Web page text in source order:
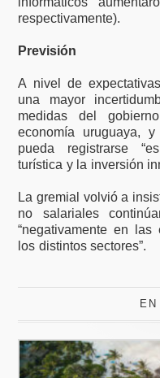
respectivamente).
Previsión
A nivel de
una mayor
medidas del
economía uruguaya,
pueda registrarse
turística y la inversión
La gremial volvió a
no salariales
“negativamente en
los distintos sectores”.
EN